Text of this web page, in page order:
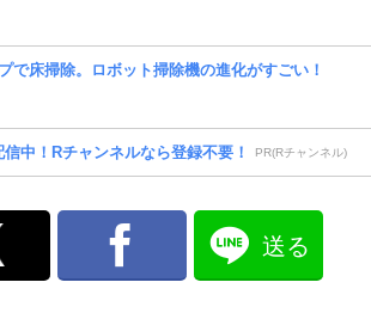
で床掃除。ロボット掃除機の進化がすごい！
信中！Rチャンネルなら登録不要！ PR(Rチャンネル)
送る